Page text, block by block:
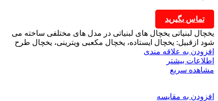
تماس بگیرید
یخچال لبنیاتی یخچال های لبنیاتی در مدل های مختلفی ساخته می
شود ازقبیل: یخچال ایستاده، یخچال مکعبی ویترینی، یخچال طرح
افزودن به علاقه مندی
اطلاعات بیشتر
مشاهده سریع
افزودن به مقایسه